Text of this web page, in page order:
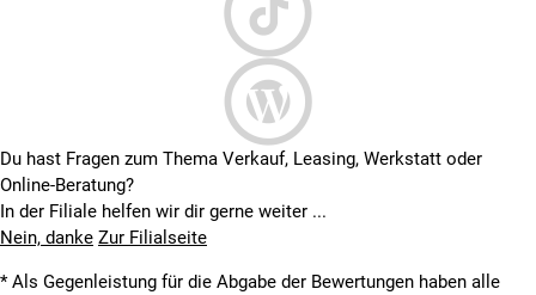
Du hast Fragen zum Thema Verkauf, Leasing, Werkstatt oder
Online-Beratung?
In der Filiale helfen wir dir gerne weiter ...
Nein, danke Zur Filialseite
* Als Gegenleistung für die Abgabe der Bewertungen haben alle